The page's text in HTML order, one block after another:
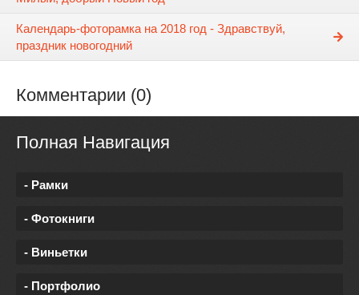
Календарь-фоторамка на 2018 год - Здравствуй,
праздник новогодний
Комментарии (0)
Полная Навигация
- Рамки
- Фотокниги
- Виньетки
- Портфолио